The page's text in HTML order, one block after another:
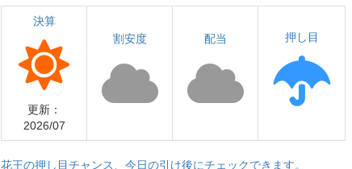
決算
更新：
2026/07
割安度 配当 押し目
花王の押し目チャンス、今日の引け後にチェックできます。